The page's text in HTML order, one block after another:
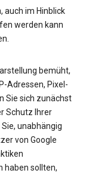
auch im Hinblick
werden kann
bemüht,
Adressen, Pixel-
Sie sich zunächst
Schutz Ihrer
unabhängig
von Google
haben sollten,